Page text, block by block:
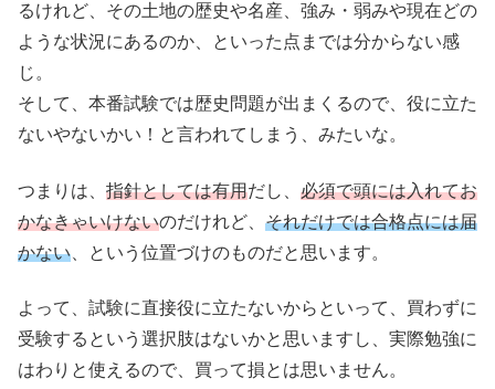
るけれど、その土地の歴史や名産、強み・弱みや現在どの
ような状況にあるのか、といった点までは分からない感
じ。
そして、本番試験では歴史問題が出まくるので、役に立た
ないやないかい！と言われてしまう、みたいな。
つまりは、 指針としては有用だし、 必須で頭には入れてお
かなきゃいけないのだけれど、 それだけでは合格点には届
かない 、という位置づけのものだと思います。
よって、試験に直接役に立たないからといって、買わずに
受験するという選択肢はないかと思いますし、実際勉強に
はわりと使えるので、買って損とは思いません。